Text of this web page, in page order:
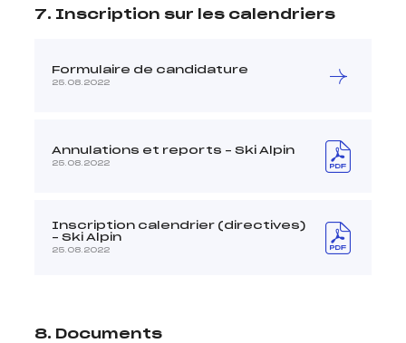
7. Inscription sur les calendriers
Formulaire de candidature
25.08.2022
Annulations et reports – Ski Alpin
25.08.2022
Inscription calendrier (directives)
– Ski Alpin
25.08.2022
8. Documents